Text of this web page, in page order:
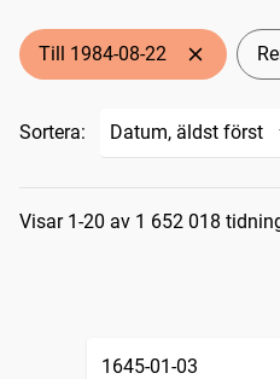
Till 1984-08-22
Sortera:
Sökresultat
Visar 1-20 av 1 652 018
1645-01-03